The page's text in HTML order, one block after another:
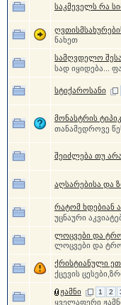
საკმეველს რა
ნახეთ
სამღვდელო
სად იყიდება...
სტიქაროსანი
მონასტრის
თანამედროვე
შეიძლება თუ
აღსარებისა და
რატომ ხდებიან
უცნაური
ლოცვები და
ლოცვები და
ქრისტიანული
ქცევის
ჟამნი 1 2
ყველაფერი